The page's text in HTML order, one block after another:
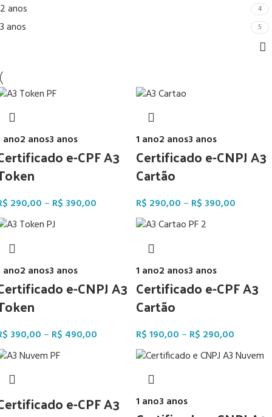
2 anos 4
3 anos 5
ano2 anos3 anos
e-CPF A3
290,00 – R$ 390,00
1 ano2 anos3 anos
Certificado e-CNPJ A3
Cartão
R$ 290,00 – R$ 390,00
ano2 anos3 anos
e-CNPJ A3
390,00 – R$ 490,00
1 ano2 anos3 anos
Certificado e-CPF A3
Cartão
R$190,00 – R$ 290,00
e-CPF A3 1 ano3 anos